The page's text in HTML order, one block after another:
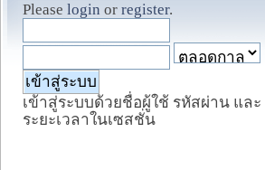
Please login or register.
เข้าสู่ระบบด้วยชื่อผู้ใช้ รหัสผ่าน และ
ระยะเวลาในเซสชั่น